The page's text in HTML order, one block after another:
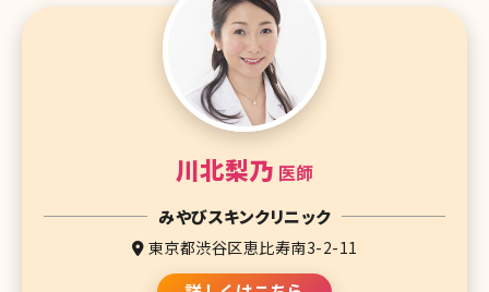
川北梨乃 医師
みやびスキンクリニック
東京都渋谷区恵比寿南3-2-11